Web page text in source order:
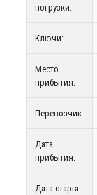
погрузки:
Ключи:
Место
прибытия:
Перевозчик:
Дата
прибытия:
Дата старта: